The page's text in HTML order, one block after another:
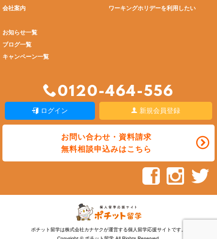
会社案内
ワーキングホリデーを利用したい
お知らせ一覧
ブログ一覧
キャンペーン一覧
0120-464-556
ログイン 新規会員登録
お問い合わせ・資料請求
無料相談申込みはこちら
ポチット留学は株式会社カナヤクが運営する個人留学応援サイトです。